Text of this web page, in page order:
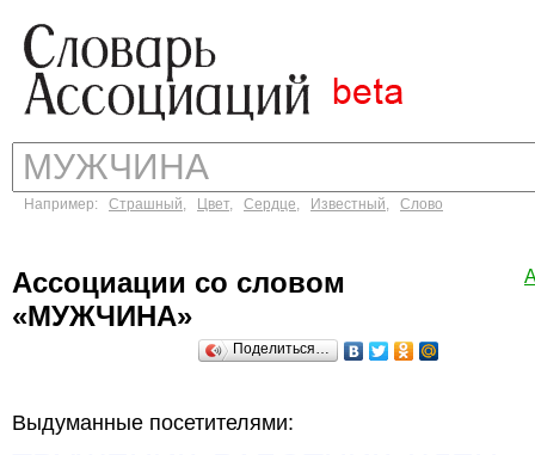
Например: Страшный, Цвет, Сердце, Известный, Слово
Ассоциации со словом
«МУЖЧИНА»
Поделиться…
Выдуманные посетителями: